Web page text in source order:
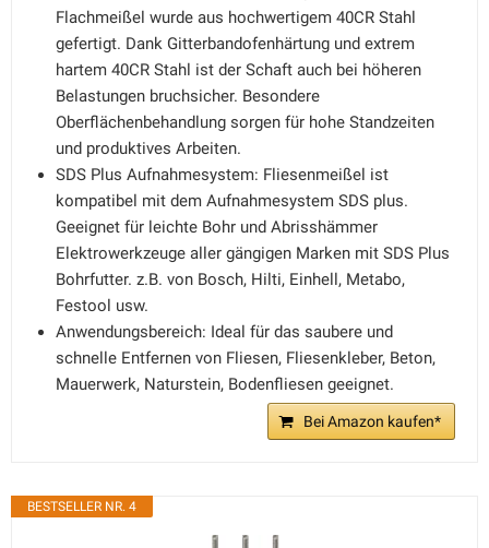
Flachmeißel wurde aus hochwertigem 40CR Stahl
gefertigt. Dank Gitterbandofenhärtung und extrem
hartem 40CR Stahl ist der Schaft auch bei höheren
Belastungen bruchsicher. Besondere
Oberflächenbehandlung sorgen für hohe Standzeiten
und produktives Arbeiten.
SDS Plus Aufnahmesystem: Fliesenmeißel ist
kompatibel mit dem Aufnahmesystem SDS plus.
Geeignet für leichte Bohr und Abrisshämmer
Elektrowerkzeuge aller gängigen Marken mit SDS Plus
Bohrfutter. z.B. von Bosch, Hilti, Einhell, Metabo,
Festool usw.
Anwendungsbereich: Ideal für das saubere und
schnelle Entfernen von Fliesen, Fliesenkleber, Beton,
Mauerwerk, Naturstein, Bodenfliesen geeignet.
Bei Amazon kaufen*
BESTSELLER NR. 4